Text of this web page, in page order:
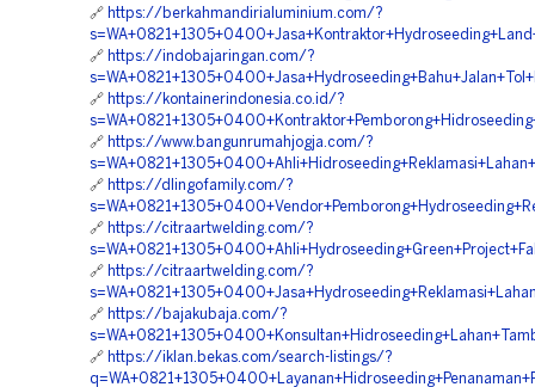
🔗 https://berkahmandirialuminium.com/?
🔗 https://indobajaringan.com/?
🔗 https://kontainerindonesia.co.id/?
🔗 https://www.bangunrumahjogja.com/?
🔗 https://dlingofamily.com/?
🔗 https://citraartwelding.com/?
🔗 https://citraartwelding.com/?
🔗 https://bajakubaja.com/?
🔗 https://iklan.bekas.com/search-listings/?